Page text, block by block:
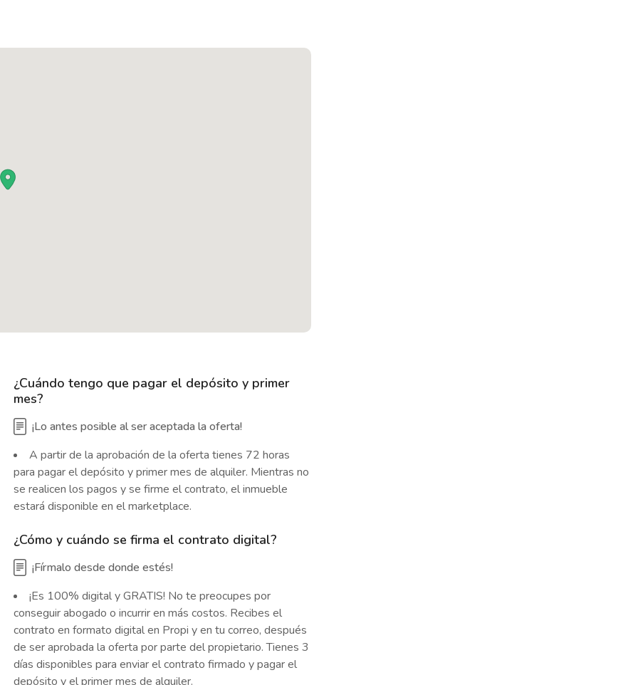
¿Cuándo tengo que pagar el depósito y primer
mes?
¡Lo antes posible al ser aceptada la oferta!
A partir de la aprobación de la oferta tienes 72 horas
para pagar el depósito y primer mes de alquiler. Mientras no
se realicen los pagos y se firme el contrato, el inmueble
estará disponible en el marketplace.
¿Cómo y cuándo se firma el contrato digital?
¡Fírmalo desde donde estés!
¡Es 100% digital y GRATIS! No te preocupes por
conseguir abogado o incurrir en más costos. Recibes el
contrato en formato digital en Propi y en tu correo, después
de ser aprobada la oferta por parte del propietario. Tienes 3
días disponibles para enviar el contrato firmado y pagar el
depósito y el primer mes de alquiler.